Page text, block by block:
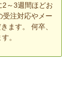
2～3週間ほどお
受注対応やメー
ます。 何卒、
。